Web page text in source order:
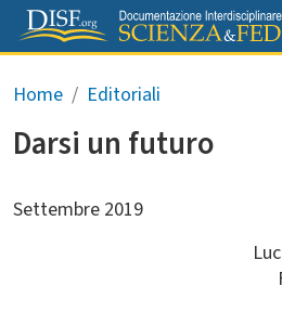
Salta al contenuto principale
Briciole di pane
Home Editoriali
Darsi un futuro
Settembre 2019